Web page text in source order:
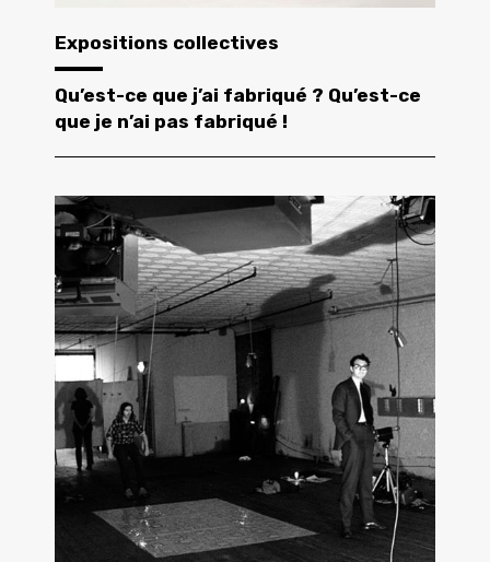
Expositions collectives
Qu’est-ce que j’ai fabriqué ? Qu’est-ce
que je n’ai pas fabriqué !